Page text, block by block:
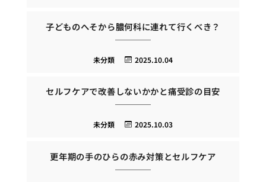
子どものへそから膿何科に連れて行くべき？
2025.10.04
未分類
セルフケアで改善しないかかと痛受診の目安
2025.10.03
未分類
更年期の手のひらの赤み対策とセルフケア